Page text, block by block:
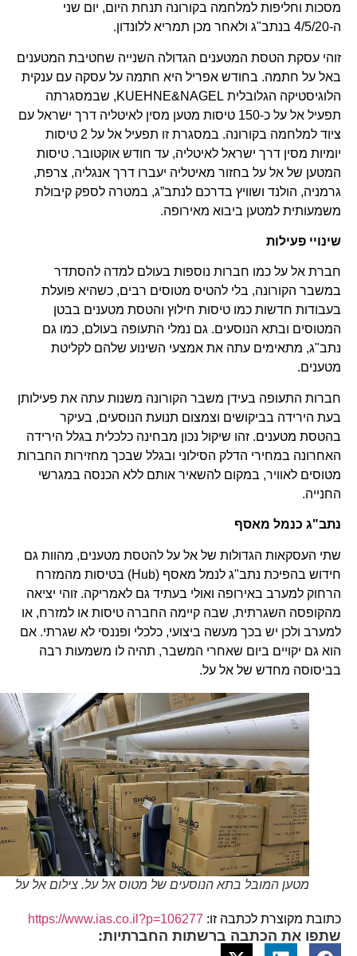
מסכות וחליפות למלחמה בקורונה תנחת היום, יום שני
זוהי עסקת הטסת המטענים הגדולה השנייה שחטיבת המטענים
באל על חתמה. בחודש אפריל היא חתמה על עסקה עם ענקית
הלוגיסטיקה הגלובלית KUEHNE&NAGEL, שבמסגרתה
תפעיל אל על כ-150 טיסות מטען מסין לאיטליה דרך ישראל עם
ציוד למלחמה בקורונה. במסגרת זו תפעיל אל על 2 טיסות
יומיות מסין דרך ישראל לאיטליה, עד חודש אוקטובר. טיסות
המטען של אל על בחזור מאיטליה יעברו דרך אנגליה, צרפת,
גרמניה, הולנד ושוויץ בדרכם לנתב”ג, במטרה לספק קיבולת
משמעותית למטען ביבוא מאירופה.
שינויי פעילות
חברת אל על כמו חברות נוספות בעולם למדה להסתדר
במשבר הקורונה, בלי להטיס מטוסים רבים, כשהיא פועלת
בעבודות חדשות כמו טיסות חילוץ והטסת מטענים בבטן
המטוסים ובתא הנוסעים. גם נמלי התעופה בעולם, כמו גם
נתב"ג, מתאימים עתה את אמצעי השינוע שלהם לקליטת
מטענים.
חברות התעופה בעידן משבר הקורונה משנות עתה את פעילותן
בעת הירידה בביקושים וצמצום תנועת הנוסעים, בעיקר
בהטסת מטענים. זהו שיקול נכון מבחינה כלכלית בגלל הירידה
האחרונה במחירי הדלק הסילוני ובגלל שבכך מחזירות החברות
מטוסים לאוויר, במקום להשאיר אותם ללא הכנסה במגרשי
החנייה.
נתב"ג כנמל מאסף
שתי העסקאות הגדולות של אל על להטסת מטענים, מהוות גם
חידוש בהפיכת נתב"ג לנמל מאסף (Hub) בטיסות מהמזרח
הרחוק למערב באירופה ואולי בעתיד גם לאמריקה. זוהי יציאה
מהקופסה השגרתית, שבה קיימה החברה טיסות או למזרח, או
למערב ולכן יש בכך מעשה ביצועי, כלכלי ופננסי לא שגרתי. אם
הוא גם יקויים ביום שאחרי המשבר, תהיה לו משמעות רבה
בביסוסה מחדש של אל על.
מטען המובל בתא הנוסעים של מטוס אל על. צילום אל על
כתובת מקוצרת לכתבה זו: https://www.ias.co.il?p=106277
שתפו את הכתבה ברשתות החברתיות: